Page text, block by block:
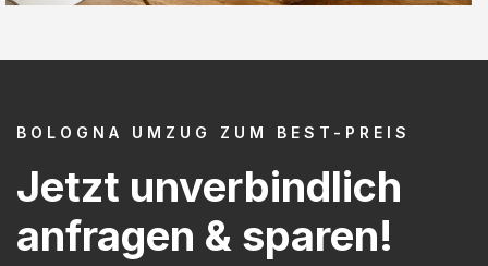
BOLOGNA UMZUG ZUM BEST-PREIS
Jetzt unverbindlich
anfragen & sparen!